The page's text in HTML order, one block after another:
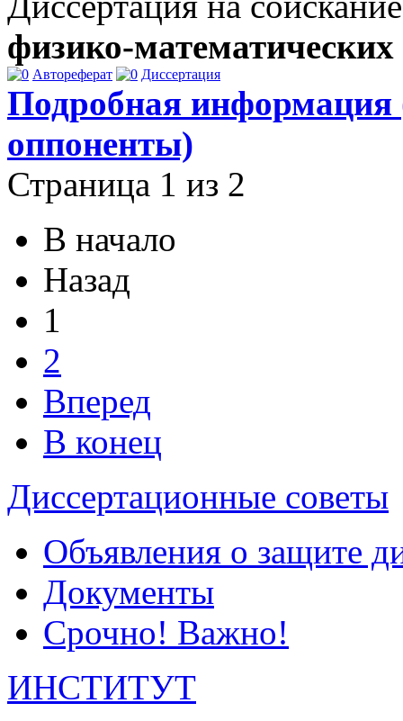
физико-математических
Автореферат Диссертация
Подробная
оппоненты)
Страница 1 из 2
В начало
Назад
1
2
Вперед
В конец
Диссертационные советы
Объявления о защите
Документы
Срочно! Важно!
ИНСТИТУТ